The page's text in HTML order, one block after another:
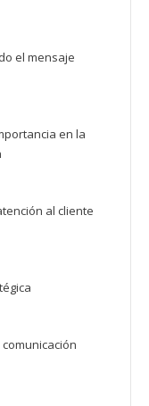
el mensaje
en la
al cliente